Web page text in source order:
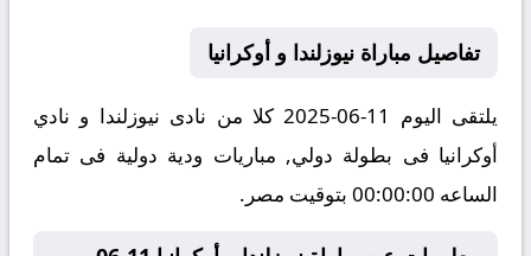
تفاصيل مباراة نيوزلندا و أوكرانيا
يلتقى اليوم 11-06-2025 كلا من نادى نيوزلندا و نادي
أوكرانيا فى بطولة دولي, مباريات ودية دولية فى تمام
الساعه 00:00:00 بتوقيت مصر.